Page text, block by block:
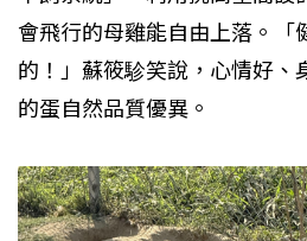
會飛行的母雞能自由上落。「
的！」蘇筱駗笑說，心情好、
的蛋自然品質優異。